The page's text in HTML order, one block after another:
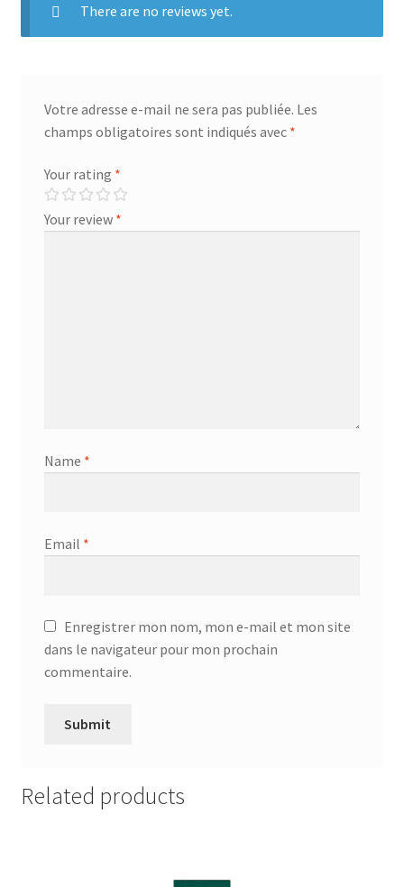
There are no reviews yet.
Votre adresse e-mail ne sera pas publiée. Les
champs obligatoires sont indiqués avec *
Your rating *
Your review *
Name *
Email *
Enregistrer mon nom, mon e-mail et mon site
dans le navigateur pour mon prochain
commentaire.
Related products